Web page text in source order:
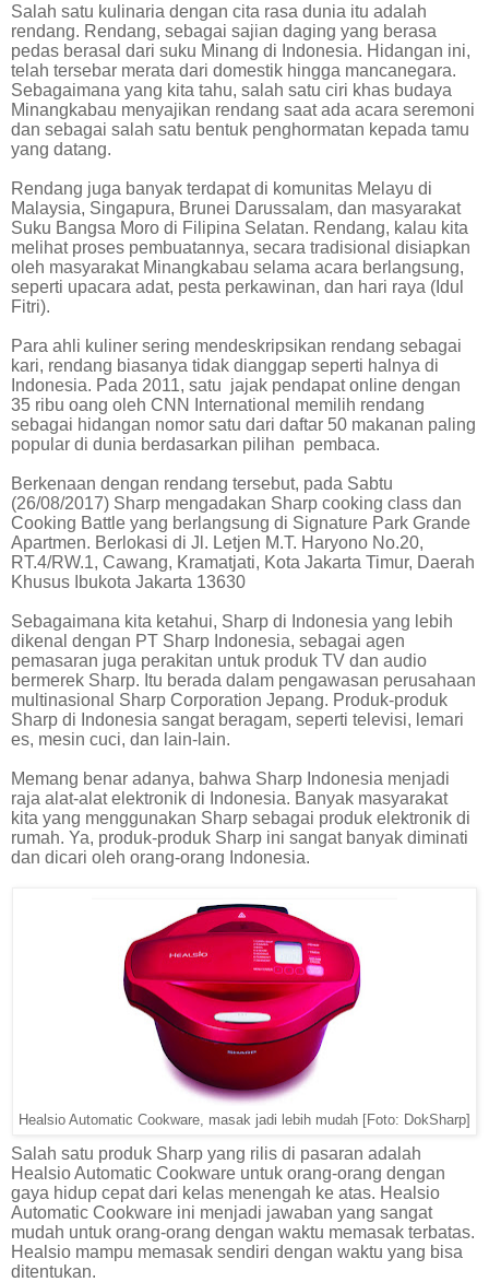
Salah satu kulinaria dengan cita rasa dunia itu adalah
rendang. Rendang, sebagai sajian daging yang berasa
pedas berasal dari suku Minang di Indonesia. Hidangan ini,
telah tersebar merata dari domestik hingga mancanegara.
Sebagaimana yang kita tahu, salah satu ciri khas budaya
Minangkabau menyajikan rendang saat ada acara seremoni
dan sebagai salah satu bentuk penghormatan kepada tamu
yang datang.
Rendang juga banyak terdapat di komunitas Melayu di
Malaysia, Singapura, Brunei Darussalam, dan masyarakat
Suku Bangsa Moro di Filipina Selatan. Rendang, kalau kita
melihat proses pembuatannya, secara tradisional disiapkan
oleh masyarakat Minangkabau selama acara berlangsung,
seperti upacara adat, pesta perkawinan, dan hari raya (Idul
Fitri).
Para ahli kuliner sering mendeskripsikan rendang sebagai
kari, rendang biasanya tidak dianggap seperti halnya di
Indonesia. Pada 2011, satu jajak pendapat online dengan
35 ribu oang oleh CNN International memilih rendang
sebagai hidangan nomor satu dari daftar 50 makanan paling
popular di dunia berdasarkan pilihan pembaca.
Berkenaan dengan rendang tersebut, pada Sabtu
(26/08/2017) Sharp mengadakan Sharp cooking class dan
Cooking Battle yang berlangsung di Signature Park Grande
Apartmen. Berlokasi di Jl. Letjen M.T. Haryono No.20,
RT.4/RW.1, Cawang, Kramatjati, Kota Jakarta Timur, Daerah
Khusus Ibukota Jakarta 13630
Sebagaimana kita ketahui, Sharp di Indonesia yang lebih
dikenal dengan PT Sharp Indonesia, sebagai agen
pemasaran juga perakitan untuk produk TV dan audio
bermerek Sharp. Itu berada dalam pengawasan perusahaan
multinasional Sharp Corporation Jepang. Produk-produk
Sharp di Indonesia sangat beragam, seperti televisi, lemari
es, mesin cuci, dan lain-lain.
Memang benar adanya, bahwa Sharp Indonesia menjadi
raja alat-alat elektronik di Indonesia. Banyak masyarakat
kita yang menggunakan Sharp sebagai produk elektronik di
rumah. Ya, produk-produk Sharp ini sangat banyak diminati
dan dicari oleh orang-orang Indonesia.
Healsio Automatic Cookware, masak jadi lebih mudah [Foto: DokSharp]
Salah satu produk Sharp yang rilis di pasaran adalah
Healsio Automatic Cookware untuk orang-orang dengan
gaya hidup cepat dari kelas menengah ke atas. Healsio
Automatic Cookware ini menjadi jawaban yang sangat
mudah untuk orang-orang dengan waktu memasak terbatas.
Healsio mampu memasak sendiri dengan waktu yang bisa
ditentukan.